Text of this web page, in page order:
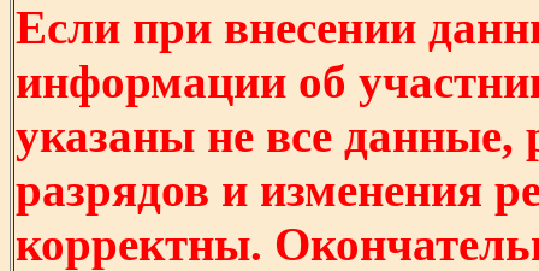
Если при внесении
информации об
указаны не все
разрядов и изменения
корректны.